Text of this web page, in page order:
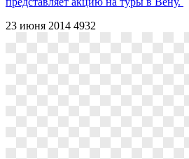
23 июня 2014 4932